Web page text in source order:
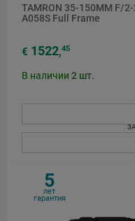
TAMRON 35-150MM F/
A058S Full Frame
€ 1522,45
В наличии 2 шт.
5
лет
гарантия